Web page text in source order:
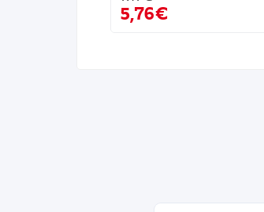
5,76€